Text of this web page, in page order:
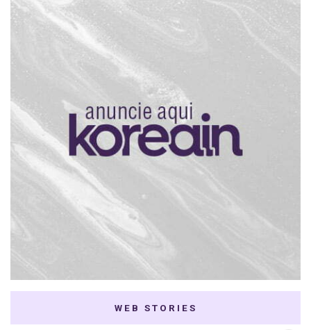
WEB STORIES
7 K-dramas Enemies
to Lovers
Thai Dramas com
First e Khaotung